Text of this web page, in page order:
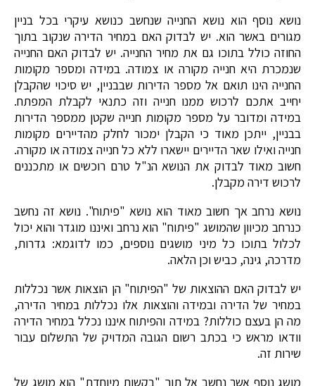
נושא נוסף הוא נושא החנייה שנחשב כנושא עיקרי בכל בניין
מגורים באשר הוא. יש לבדוק האם במחיר הדירה שנקוב בתוך
החוזה כולל בתוכו גם את מחיר החנייה. יש לבדוק האם החנייה
שנמכרת היא חנייה מקורה או צמודה. במידה ומספר מקומות
החנייה הינו תואם אל מספר הדירות שבבניין, יש סיכוי שהקבלן
יחייב אתכם לרכוש ממנו חנייה וזה כתנאי לקבלת המפתח.
במידה ומדובר על מספר מקומות חנייה שקטן ממספר הדירות
בבניין, ייתכן מאוד כי הקבלן ימכור לחלק מהדיירים מקומות
חנייה ואילו שאר הדיירים יישארו ללא כל חנייה צמודה או מקורה.
חשוב מאוד לבדוק את הנושא הנ"ל טרם רוכשים או מתכננים
לרכוש דירה מקבלן.
נושא נרחב אך חשוב מאוד הוא נושא "פיתוח". נושא זה נחשב
כנרחב מכיוון שהמושג "פיתוח" הוא נרחב ואיננו מוגדר והוא יכול
לכלול בתוכו כל מיני מושגים נוספים, כמו לדוגמא: גדרות,
מדרכה, גינה, כביש וכן הלאה.
יש לבדוק האם ההוצאות של "הפיתוח" הן הוצאות אשר נכללות
במחיר של הדירה ובמידה והוצאות אלו נכללות במחיר הדירה,
מה הן בעצם כוללות? במידה והפיתוח איננו נכלל במחיר הדירה
וודאו מראש כי בכתב רשום הגובה המדויק של התשלום עבור
שירות זה.
מושג נוסף אשר נחשב אל תוך "בקשות מיוחדת" הוא מושג של